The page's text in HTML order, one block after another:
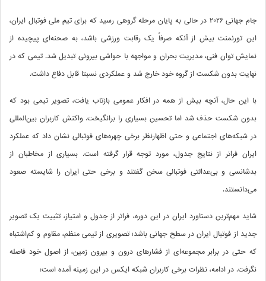
جام جهانی ۲۰۲۶ در حالی به پایان مرحله گروهی رسید که برای تیم ملی فوتبال ایران،
این تورنمنت بیش از آنکه صرفاً یک رقابت ورزشی باشد، به صحنه‌ای پیچیده از
نمایش توان فنی، مدیریت بحران و مواجهه با حواشی بیرونی تبدیل شد. تیمی که در
نهایت بدون شکست از گروه خود خارج شد و عملکردی نسبتا قابل دفاع داشت.
با این حال، آنچه بیش از همه در افکار عمومی بازتاب یافت، تصویر تیمی بود که
بدون شکست حذف شد اما تحسین بسیاری را برانگیخت. واکنش کاربران بین‌المللی
در شبکه‌های اجتماعی و حتی اظهارنظر برخی چهره‌های فوتبالی نشان داد که عملکرد
ایران فراتر از نتایج جدول، مورد توجه قرار گرفته است. بسیاری از مخاطبان از
بدشانسی و بی‌عدالتی فوتبالی سخن گفتند و برخی حتی ایران را شایسته صعود
می‌دانستند.
شاید مهم‌ترین دستاورد ایران در این دوره، فراتر از جدول و امتیاز، تثبیت یک تصویر
جدید از فوتبال ایران در سطح جهانی باشد؛ تصویری از تیمی منظم، مقاوم و کم‌اشتباه
که حتی در برابر مجموعه‌ای از فشارهای درون و بیرون زمین، از اصول خود فاصله
نگرفت. در ادامه، نظرات برخی کاربران شبکه ایکس در این زمینه آمده است: